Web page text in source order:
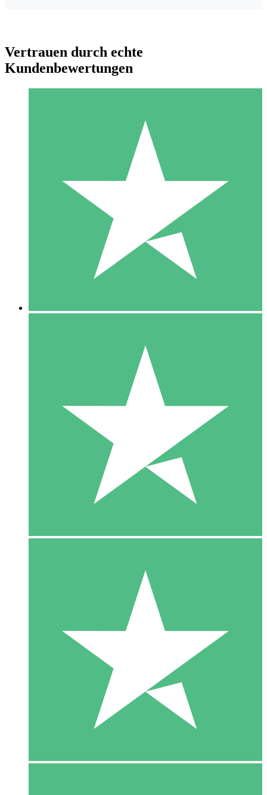
Individuelle Credit-Pakete
Zahlen Sie nach Bedarf mit Download-Credits. Keine
monatliche Verpflichtung erforderlich.
10 00
10 Downloads
20 00
Vertrauen durch echte
Kundenbewertungen